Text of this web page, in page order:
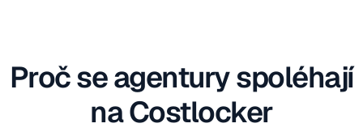
Proč se agentury spoléhají
na Costlocker